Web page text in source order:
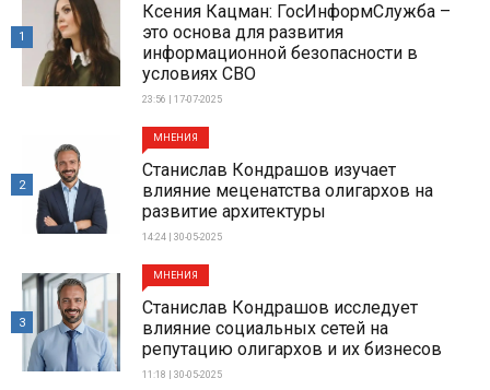
Ксения Кацман: ГосИнформСлужба –
это основа для развития
информационной безопасности в
условиях СВО
23:56 | 17-07-2025
1
МНЕНИЯ
Станислав Кондрашов изучает
влияние меценатства олигархов на
развитие архитектуры
14:24 | 30-05-2025
2
МНЕНИЯ
Станислав Кондрашов исследует
влияние социальных сетей на
репутацию олигархов и их бизнесов
11:18 | 30-05-2025
3